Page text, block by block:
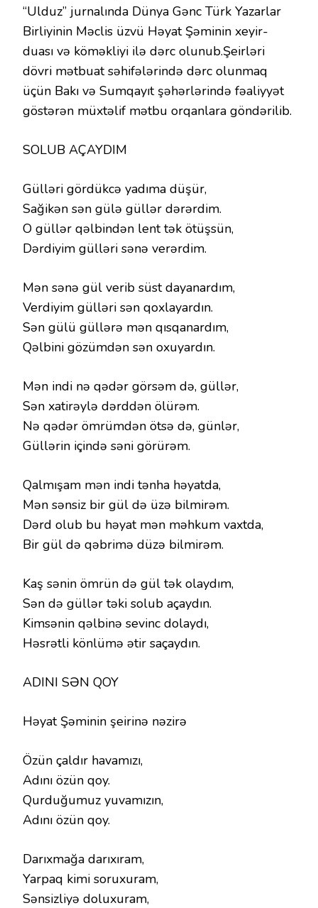
“Ulduz” jurnalında Dünya Gənc Türk Yazarlar
Birliyinin Məclis üzvü Həyat Şəminin xeyir-
duası və köməkliyi ilə dərc olunub.Şeirləri
dövri mətbuat səhifələrində dərc olunmaq
üçün Bakı və Sumqayıt şəhərlərində fəaliyyət
göstərən müxtəlif mətbu orqanlara göndərilib.
SOLUB AÇAYDIM
Gülləri gördükcə yadıma düşür,
Sağikən sən gülə güllər dərərdim.
O güllər qəlbindən lent tək ötüşsün,
Dərdiyim gülləri sənə verərdim.
Mən sənə gül verib süst dayanardım,
Verdiyim gülləri sən qoxlayardın.
Sən gülü güllərə mən qısqanardım,
Qəlbini gözümdən sən oxuyardın.
Mən indi nə qədər görsəm də, güllər,
Sən xatirəylə dərddən ölürəm.
Nə qədər ömrümdən ötsə də, günlər,
Güllərin içində səni görürəm.
Qalmışam mən indi tənha həyatda,
Mən sənsiz bir gül də üzə bilmirəm.
Dərd olub bu həyat mən məhkum vaxtda,
Bir gül də qəbrimə düzə bilmirəm.
Kaş sənin ömrün də gül tək olaydım,
Sən də güllər təki solub açaydın.
Kimsənin qəlbinə sevinc dolaydı,
Həsrətli könlümə ətir saçaydın.
ADINI SƏN QOY
Həyat Şəminin şeirinə nəzirə
Özün çaldır havamızı,
Adını özün qoy.
Qurduğumuz yuvamızın,
Adını özün qoy.
Darıxmağa darıxıram,
Yarpaq kimi soruxuram,
Sənsizliyə doluxuram,